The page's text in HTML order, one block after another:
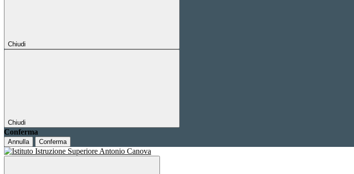
Chiudi
Chiudi
Conferma
Annulla Conferma